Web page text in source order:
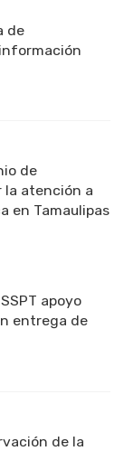
de
de
la atención a
en Tamaulipas
apoyo
entrega de
de la